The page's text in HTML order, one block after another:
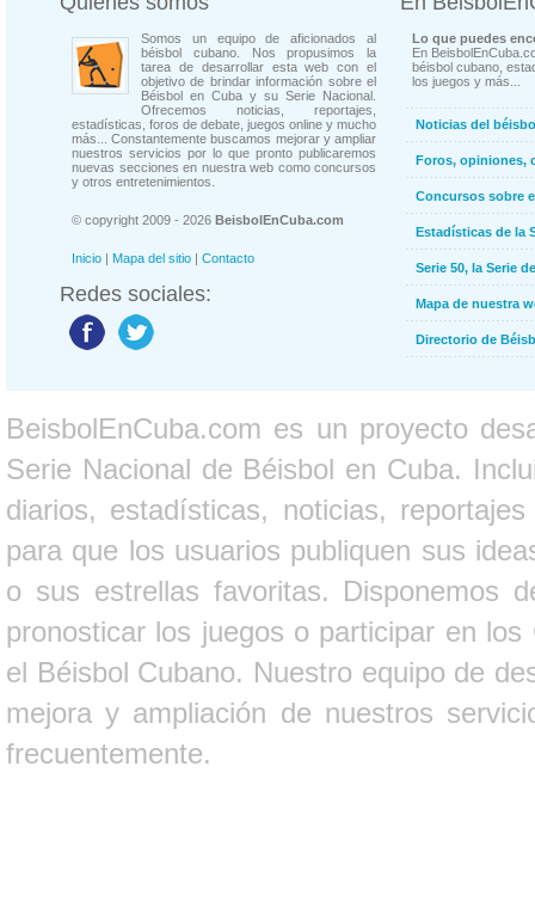
Somos un equipo de aficionados al
béisbol cubano. Nos propusimos la
tarea de desarrollar esta web con el
objetivo de brindar información sobre el
Béisbol en Cuba y su Serie Nacional.
Ofrecemos noticias, reportajes,
estadísticas, foros de debate, juegos online y mucho
más... Constantemente buscamos mejorar y ampliar
nuestros servicios por lo que pronto publicaremos
nuevas secciones en nuestra web como concursos
y otros entretenimientos.
© copyright 2009 - 2026 BeisbolEnCuba.com
Inicio | Mapa del sitio | Contacto
Redes sociales:
Lo que puedes
En
béisbol cubano,
los juegos y más...
Noticias del
Foros, opiniones,
Concursos sobre
Estadísticas de la
Serie 50, la Serie
Mapa de nuestra
Directorio de
BeisbolEnCuba.com es un proyecto
Serie Nacional de Béisbol en Cuba.
diarios, estadísticas, noticias,
para que los usuarios publiquen sus
o sus estrellas favoritas. Disponemos
pronosticar los juegos o participar en
el Béisbol Cubano. Nuestro equipo de
mejora y ampliación de nuestros
frecuentemente.